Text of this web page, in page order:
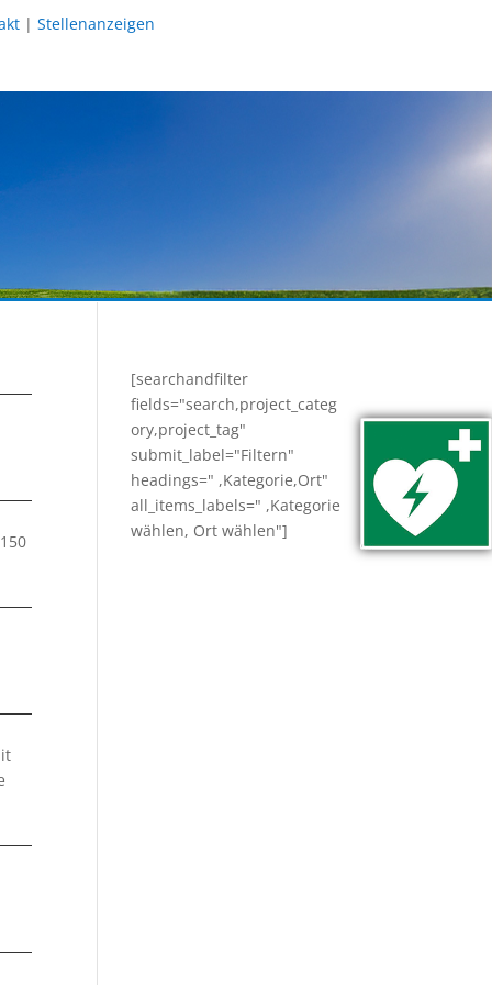
|Stellenanzeigen
[searchandfilter
fields="search,project_categ
ory,project_tag"
submit_label="Filtern"
headings=" ,Kategorie,Ort"
all_items_labels=" ,Kategorie
wählen, Ort wählen"]